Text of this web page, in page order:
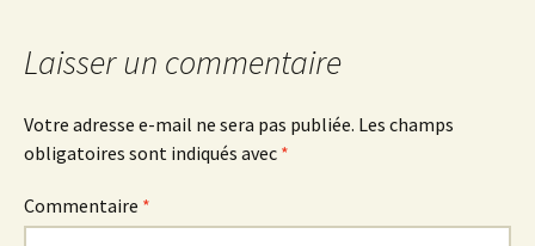
Laisser un commentaire
Votre adresse e-mail ne sera pas publiée. Les champs
obligatoires sont indiqués avec *
Commentaire *